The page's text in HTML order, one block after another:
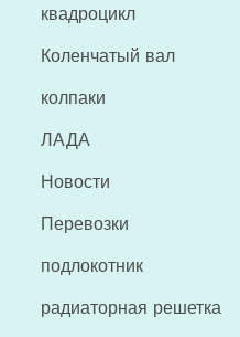
квадроцикл
Коленчатый вал
колпаки
ЛАДА
Новости
Перевозки
подлокотник
радиаторная решетка